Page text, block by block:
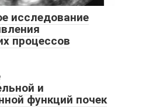
исследование
процессов
и
функций почек